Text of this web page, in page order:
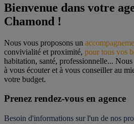
Bienvenue dans votre
Chamond !
Nous vous proposons un
convivialité et proximité, pour tous vos
habitation, santé, professionnelle...
à vous écouter et à vous conseiller au
votre budget.
Prenez rendez-vous en agence
Besoin d'informations sur l'un de nos